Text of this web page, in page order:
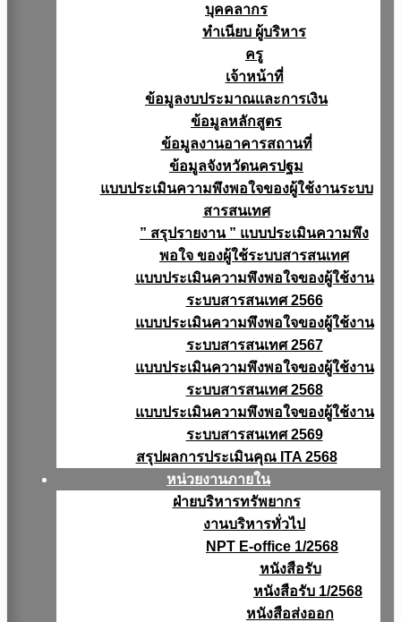
บุคคลากร
ทำเนียบ ผู้บริหาร
ครู
เจ้าหน้าที่
ข้อมูลงบประมาณเเละการเงิน
ข้อมูลหลักสูตร
ข้อมูลงานอาคารสถานที่
ข้อมูลจังหวัดนครปฐม
แบบประเมินความพึงพอใจของผู้ใช้งานระบบ
สารสนเทศ
” สรุปรายงาน ” แบบประเมินความพึง
พอใจ ของผู้ใช้ระบบสารสนเทศ
แบบประเมินความพึงพอใจของผู้ใช้งาน
ระบบสารสนเทศ 2566
แบบประเมินความพึงพอใจของผู้ใช้งาน
ระบบสารสนเทศ 2567
แบบประเมินความพึงพอใจของผู้ใช้งาน
ระบบสารสนเทศ 2568
แบบประเมินความพึงพอใจของผู้ใช้งาน
ระบบสารสนเทศ 2569
สรุปผลการประเมินคุณ ITA 2568
หน่วยงานภายใน
ฝ่ายบริหารทรัพยากร
งานบริหารทั่วไป
NPT E-office 1/2568
หนังสือรับ
หนังสือรับ 1/2568
หนังสือส่งออก